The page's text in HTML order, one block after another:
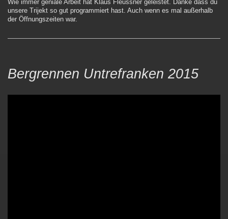
Wie immer geniale Arbeit hat Klaus Fleussner geleistet. Danke dass du
unsere Trijekt so gut programmiert hast. Auch wenn es mal außerhalb
der Öffnungszeiten war.
Bergrennen Untrefranken 2015